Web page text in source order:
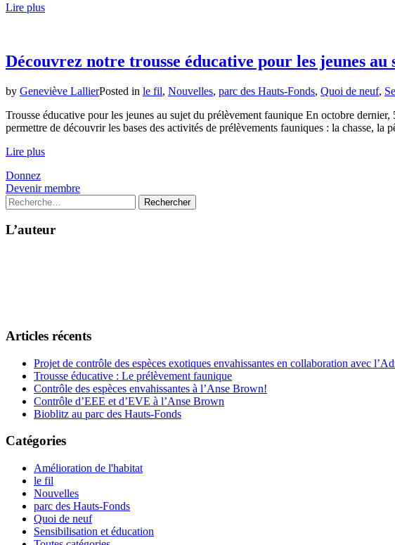
Lire plus
Découvrez notre trousse éducative pour les jeunes
by Geneviève LallierPosted in le fil, Nouvelles, parc des Hauts-Fonds, Quoi de neuf,
Trousse éducative pour les jeunes au sujet du prélèvement faunique En octobre
permettre de découvrir les bases des activités de prélèvements fauniques : la chasse, la
Lire plus
Donnez
Devenir membre
Rechercher :
L’auteur
Articles récents
Projet de contrôle des espèces exotiques envahissantes en collaboration avec
Trousse éducative : Le prélèvement faunique
Contrôle des espèces envahissantes à l’Anse Brown!
Contrôle d’EEE et d’EVE à l’Anse Brown
Bioblitz au parc des Hauts-Fonds
Catégories
Amélioration de l'habitat
le fil
Nouvelles
parc des Hauts-Fonds
Quoi de neuf
Sensibilisation et éducation